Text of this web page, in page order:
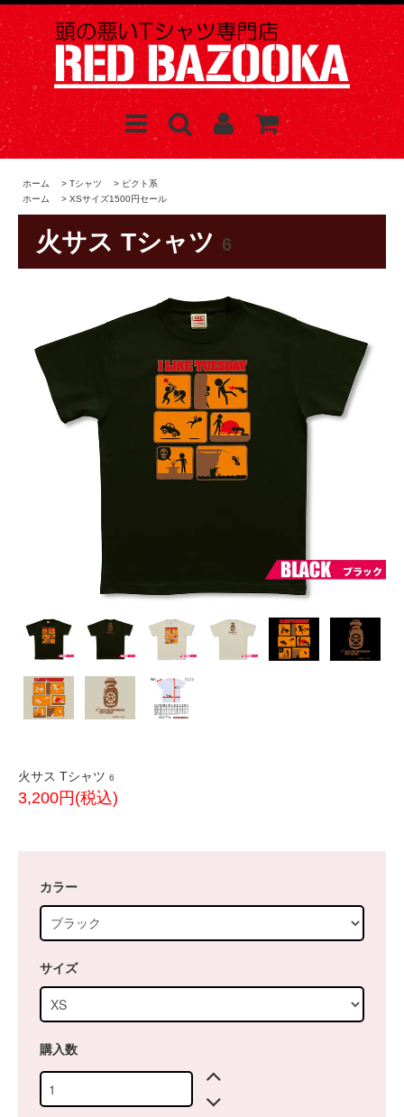
ホーム > Tシャツ > ピクト系
ホーム
> XSサイズ1500円セール
火サス Tシャツ 6
火サス Tシャツ 6
3,200円(税込)
カラー
サイズ
購入数